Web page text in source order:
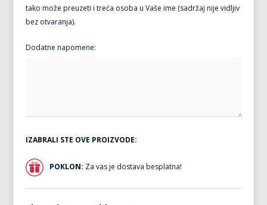
tako može preuzeti i treća osoba u Vaše ime (sadržaj nije vidljiv
bez otvaranja).
Dodatne napomene:
IZABRALI STE OVE PROIZVODE:
POKLON: Za vas je dostava besplatna!